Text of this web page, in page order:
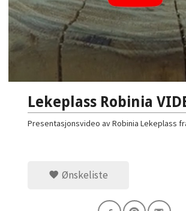
Lekeplass Robinia
Presentasjonsvideo av Robinia Lekeplass
Ønskeliste